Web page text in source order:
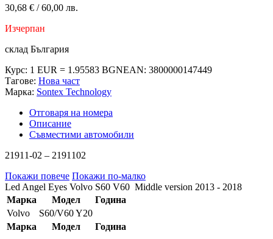
30,68 € / 60,00 лв.
Изчерпан
склад България
Курс: 1 EUR = 1.95583 BGNEAN: 3800000147449
Тагове: Нова част
Марка: Sontex Technology
Отговаря на номера
Описание
Съвместими автомобили
21911-02 – 2191102
Покажи повече Покажи по-малко
Led Angel Eyes Volvo S60 V60 Middle version 2013 - 2018
Марка
Модел Година
Марка Модел Година
Volvo S60/V60 Y20